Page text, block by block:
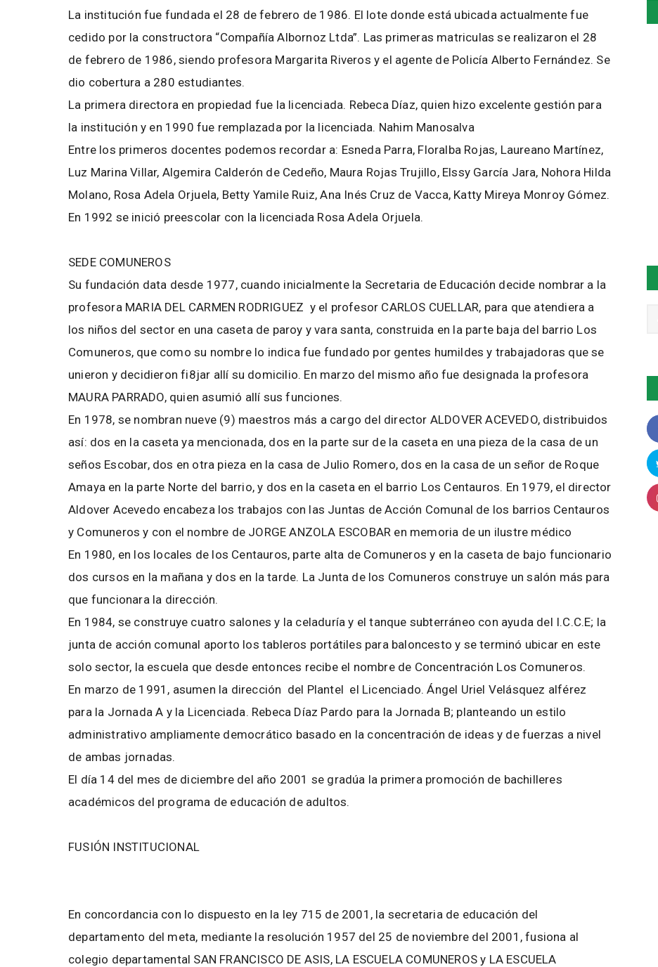
La institución fue fundada el 28 de febrero de 1986. El lote donde está ubicada actualmente fue
cedido por la constructora “Compañía Albornoz Ltda”. Las primeras matriculas se realizaron el 28
de febrero de 1986, siendo profesora Margarita Riveros y el agente de Policía Alberto Fernández. Se
dio cobertura a 280 estudiantes.
La primera directora en propiedad fue la licenciada. Rebeca Díaz, quien hizo excelente gestión para
la institución y en 1990 fue remplazada por la licenciada. Nahim Manosalva
Entre los primeros docentes podemos recordar a: Esneda Parra, Floralba Rojas, Laureano Martínez,
Luz Marina Villar, Algemira Calderón de Cedeño, Maura Rojas Trujillo, Elssy García Jara, Nohora Hilda
Molano, Rosa Adela Orjuela, Betty Yamile Ruiz, Ana Inés Cruz de Vacca, Katty Mireya Monroy Gómez.
En 1992 se inició preescolar con la licenciada Rosa Adela Orjuela.
SEDE COMUNEROS
Su fundación data desde 1977, cuando inicialmente la Secretaria de Educación decide nombrar a la
profesora MARIA DEL CARMEN RODRIGUEZ y el profesor CARLOS CUELLAR, para que atendiera a
los niños del sector en una caseta de paroy y vara santa, construida en la parte baja del barrio Los
Comuneros, que como su nombre lo indica fue fundado por gentes humildes y trabajadoras que se
unieron y decidieron fi8jar allí su domicilio. En marzo del mismo año fue designada la profesora
MAURA PARRADO, quien asumió allí sus funciones.
En 1978, se nombran nueve (9) maestros más a cargo del director ALDOVER ACEVEDO, distribuidos
así: dos en la caseta ya mencionada, dos en la parte sur de la caseta en una pieza de la casa de un
seños Escobar, dos en otra pieza en la casa de Julio Romero, dos en la casa de un señor de Roque
Amaya en la parte Norte del barrio, y dos en la caseta en el barrio Los Centauros. En 1979, el director
Aldover Acevedo encabeza los trabajos con las Juntas de Acción Comunal de los barrios Centauros
y Comuneros y con el nombre de JORGE ANZOLA ESCOBAR en memoria de un ilustre médico
En 1980, en los locales de los Centauros, parte alta de Comuneros y en la caseta de bajo funcionario
dos cursos en la mañana y dos en la tarde. La Junta de los Comuneros construye un salón más para
que funcionara la dirección.
En 1984, se construye cuatro salones y la celaduría y el tanque subterráneo con ayuda del I.C.C.E; la
junta de acción comunal aporto los tableros portátiles para baloncesto y se terminó ubicar en este
solo sector, la escuela que desde entonces recibe el nombre de Concentración Los Comuneros.
En marzo de 1991, asumen la dirección del Plantel el Licenciado. Ángel Uriel Velásquez alférez
para la Jornada A y la Licenciada. Rebeca Díaz Pardo para la Jornada B; planteando un estilo
administrativo ampliamente democrático basado en la concentración de ideas y de fuerzas a nivel
de ambas jornadas.
El día 14 del mes de diciembre del año 2001 se gradúa la primera promoción de bachilleres
académicos del programa de educación de adultos.
FUSIÓN INSTITUCIONAL
En concordancia con lo dispuesto en la ley 715 de 2001, la secretaria de educación del
departamento del meta, mediante la resolución 1957 del 25 de noviembre del 2001, fusiona al
colegio departamental SAN FRANCISCO DE ASIS, LA ESCUELA COMUNEROS y LA ESCUELA